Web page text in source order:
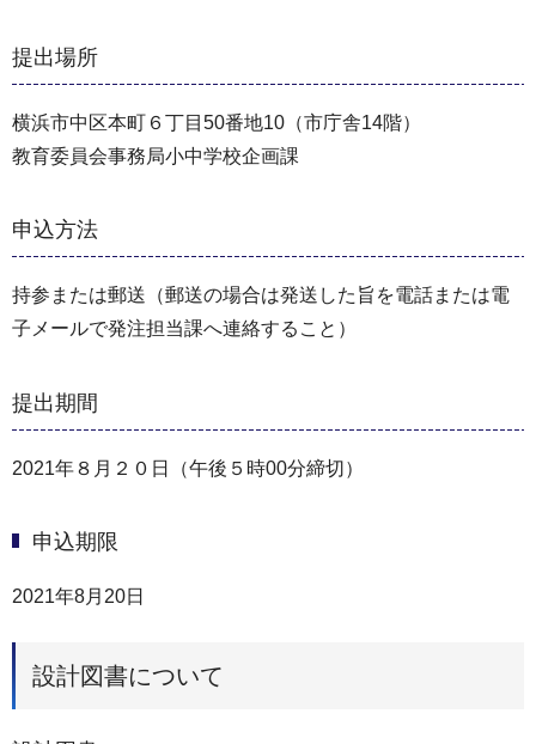
提出場所
横浜市中区本町６丁目50番地10（市庁舎14階）
教育委員会事務局小中学校企画課
申込方法
持参または郵送（郵送の場合は発送した旨を電話または電
子メールで発注担当課へ連絡すること）
提出期間
2021年８月２０日（午後５時00分締切）
申込期限
2021年8月20日
設計図書について